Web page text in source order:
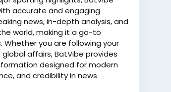
accurate and engaging
news, in-depth analysis, and
world, making it a go-to
you are following your
affairs, BatVibe provides
designed for modern
and credibility in news